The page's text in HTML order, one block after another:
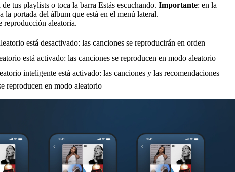
tus playlists o toca la barra Estás escuchando. Importante: en la
la portada del álbum que está en el menú lateral.
reproducción aleatoria.
está desactivado: las canciones se reproducirán en orden
está activado: las canciones se reproducen en modo aleatorio
inteligente está activado: las canciones y las recomendaciones
reproducen en modo aleatorio